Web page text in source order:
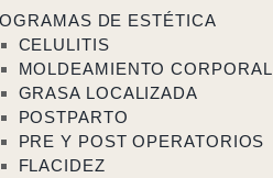
DE ESTÉTICA
CELULITIS
MOLDEAMIENTO CORPORAL
GRASA LOCALIZADA
POSTPARTO
PRE Y POST OPERATORIOS
FLACIDEZ